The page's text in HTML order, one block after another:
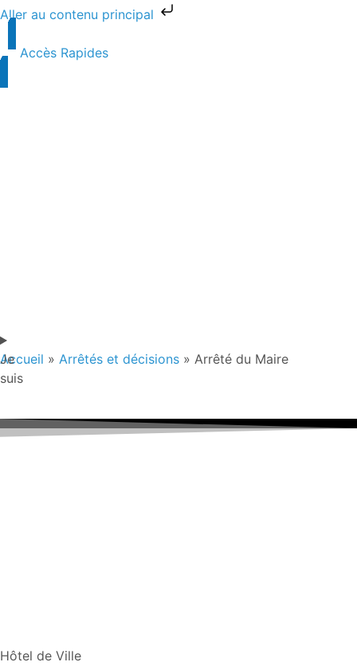
Aller au contenu principal
Accès Rapides
Je
suis
Accueil » Arrêtés et décisions » Arrêté du Maire
Hôtel de Ville